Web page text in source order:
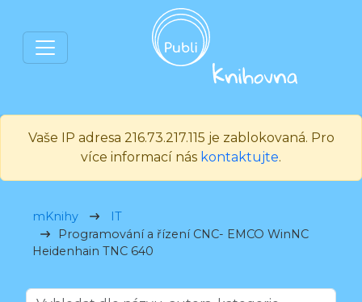
Vaše IP adresa 216.73.217.115 je zablokovaná. Pro
více informací nás kontaktujte.
mKnihy
IT
Programování a řízení CNC- EMCO WinNC
Heidenhain TNC 640